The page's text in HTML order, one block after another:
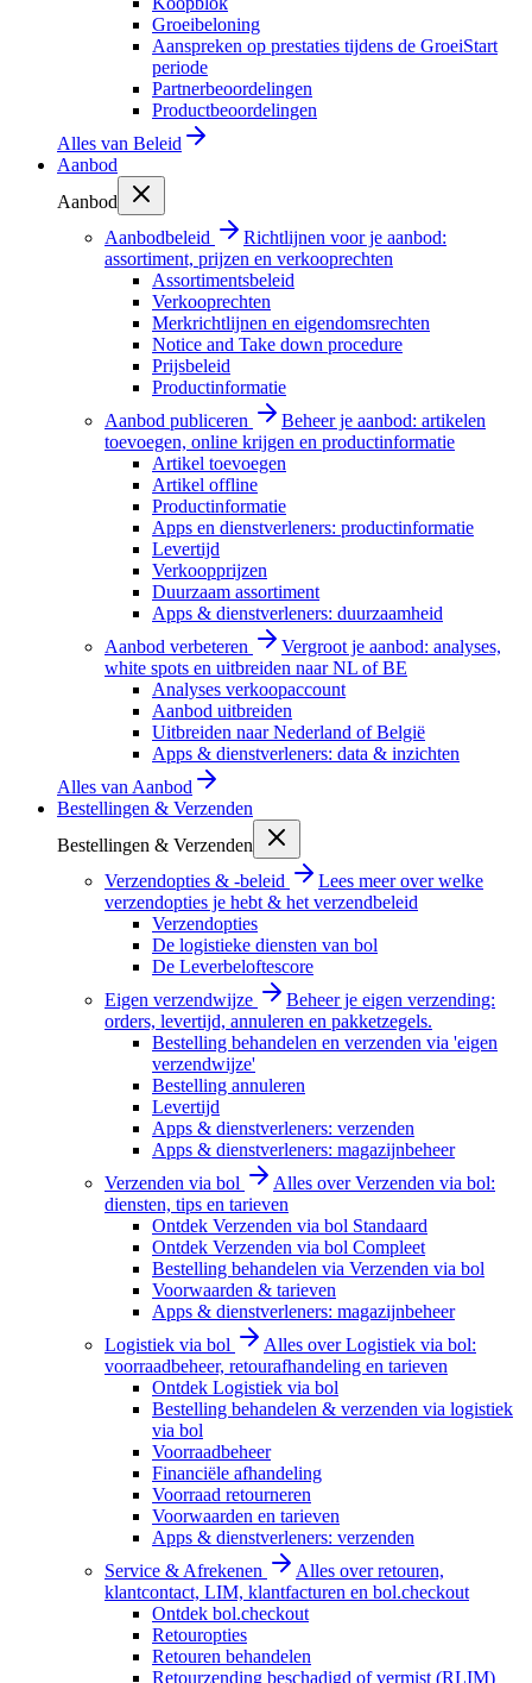
Groeibeloning
Aanspreken op prestaties tijdens de GroeiStart
periode
Partnerbeoordelingen
Productbeoordelingen
Alles van Beleid
Aanbod
Aanbod
Aanbodbeleid
Richtlijnen voor je aanbod:
assortiment, prijzen en verkooprechten
Assortimentsbeleid
Verkooprechten
Merkrichtlijnen en eigendomsrechten
Notice and Take down procedure
Prijsbeleid
Productinformatie
Aanbod publiceren
Beheer je aanbod: artikelen
toevoegen, online krijgen en productinformatie
Artikel toevoegen
Artikel offline
Productinformatie
Apps en dienstverleners: productinformatie
Levertijd
Verkoopprijzen
Duurzaam assortiment
Apps & dienstverleners: duurzaamheid
Aanbod verbeteren
Vergroot je aanbod: analyses,
white spots en uitbreiden naar NL of BE
Analyses verkoopaccount
Aanbod uitbreiden
Uitbreiden naar Nederland of België
Apps & dienstverleners: data & inzichten
Alles van Aanbod
Bestellingen & Verzenden
Bestellingen & Verzenden
Verzendopties & -beleid
Lees meer over welke
verzendopties je hebt & het verzendbeleid
Verzendopties
De logistieke diensten van bol
De Leverbeloftescore
Eigen verzendwijze
Beheer je eigen verzending:
orders, levertijd, annuleren en pakketzegels.
Bestelling behandelen en verzenden via 'eigen
verzendwijze'
Bestelling annuleren
Levertijd
Apps & dienstverleners: verzenden
Apps & dienstverleners: magazijnbeheer
Verzenden via bol
Alles over Verzenden via bol:
diensten, tips en tarieven
Ontdek Verzenden via bol Standaard
Ontdek Verzenden via bol Compleet
Bestelling behandelen via Verzenden via bol
Voorwaarden & tarieven
Apps & dienstverleners: magazijnbeheer
Logistiek via bol
Alles over Logistiek via bol:
voorraadbeheer, retourafhandeling en tarieven
Ontdek Logistiek via bol
Bestelling behandelen & verzenden via logistiek
via bol
Voorraadbeheer
Financiële afhandeling
Voorraad retourneren
Voorwaarden en tarieven
Apps & dienstverleners: verzenden
Service & Afrekenen
Alles over retouren,
klantcontact, LIM, klantfacturen en bol.checkout
Ontdek bol.checkout
Retouropties
Retouren behandelen
Retourzending beschadigd of vermist (RLIM)